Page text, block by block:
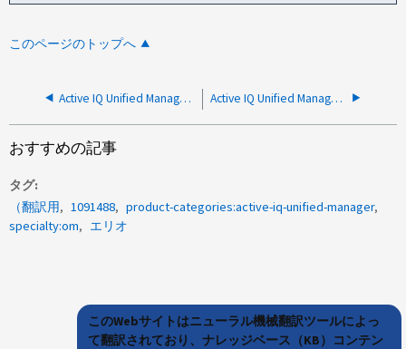
このページのトップへ
Active IQ Unified Manager クラスタの健全性ポーリングが停止、低速、または失敗しています Active IQ Unified Managerクラスタ解決ガイドからのインベントリ収集
おすすめの記事
タグ
（翻訳用
1091488
product-categories:active-iq-unified-manager
specialty:om
エリオ
このWebサイトはニューラル機械翻訳ツールによっ
て翻訳されており、ナレッジベース（KB）コンテン